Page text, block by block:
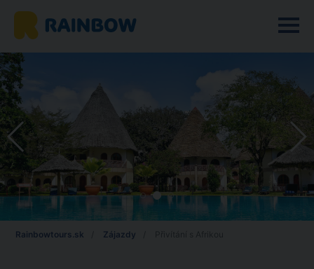
Rainbowtours.sk Zájazdy